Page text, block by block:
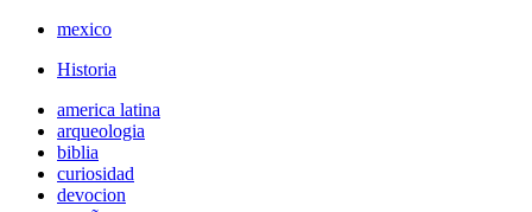
mexico
Historia
america latina
arqueologia
biblia
curiosidad
devocion